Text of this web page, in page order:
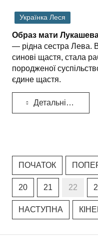
Українка Леся
Образ мати Лукашева
— рідна сестра Лева.
синові щастя, стала
породженої
єдине щастя.
Детальніше...
ПОЧАТОК
20 21 22
НАСТУПНА